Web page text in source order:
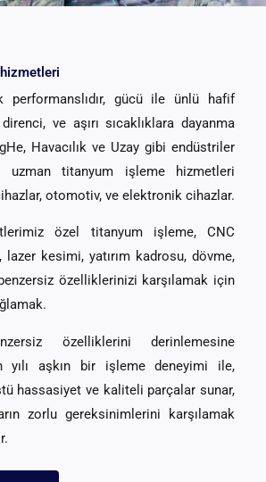
performanslıdır, gücü ile ünlü hafif
ve aşırı sıcaklıklara dayanma
Havacılık ve Uzay gibi endüstriler
uzman titanyum işleme hizmetleri
otomotiv, ve elektronik cihazlar.
özel titanyum işleme, CNC
lazer kesimi, yatırım kadrosu, dövme,
özelliklerinizi karşılamak için
özelliklerini derinlemesine
yılı aşkın bir işleme deneyimi ile,
hassasiyet ve kaliteli parçalar sunar,
zorlu gereksinimlerini karşılamak